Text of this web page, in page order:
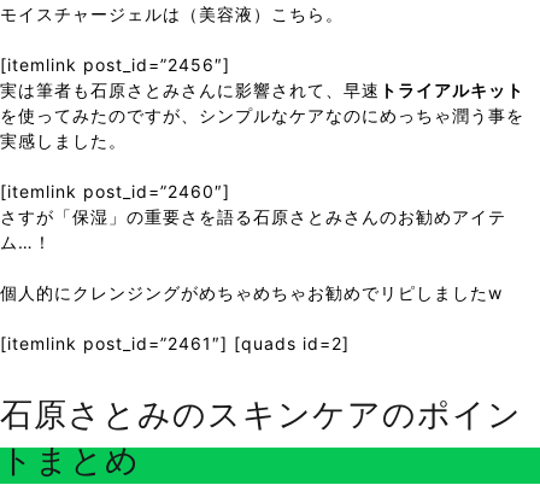
モイスチャージェルは（美容液）こちら。
[itemlink post_id=”2456″]
実は筆者も石原さとみさんに影響されて、早速 トライアルキット
を使ってみたのですが、シンプルなケアなのにめっちゃ潤う事を
実感しました。
[itemlink post_id=”2460″]
さすが「保湿」の重要さを語る石原さとみさんのお勧めアイテ
ム…！
個人的にクレンジングがめちゃめちゃお勧めでリピしましたw
[itemlink post_id=”2461″] [quads id=2]
石原さとみのスキンケアのポイン
トまとめ